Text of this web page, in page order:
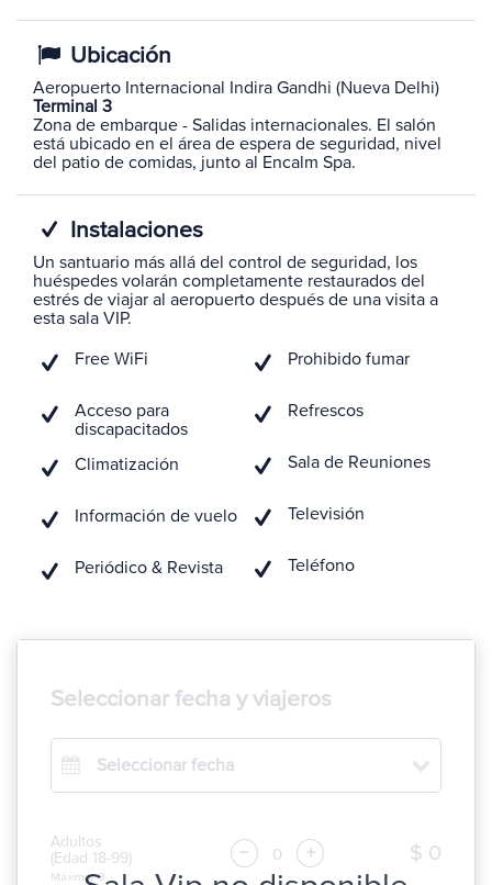
Ubicación
Aeropuerto Internacional Indira Gandhi (Nueva Delhi)
Terminal 3
Zona de embarque - Salidas internacionales. El salón
está ubicado en el área de espera de seguridad, nivel
del patio de comidas, junto al Encalm Spa.
Instalaciones
Un santuario más allá del control de seguridad, los
huéspedes volarán completamente restaurados del
estrés de viajar al aeropuerto después de una visita a
esta sala VIP.
Free WiFi
Acceso para
discapacitados
Climatización
Información de vuelo
Periódico & Revista
Prohibido fumar
Refrescos
Sala de Reuniones
Televisión
Teléfono
Seleccionar fecha y viajeros
Seleccionar fecha
Adultos
(Edad 18-99)
Máximo: 9
− + $ 0